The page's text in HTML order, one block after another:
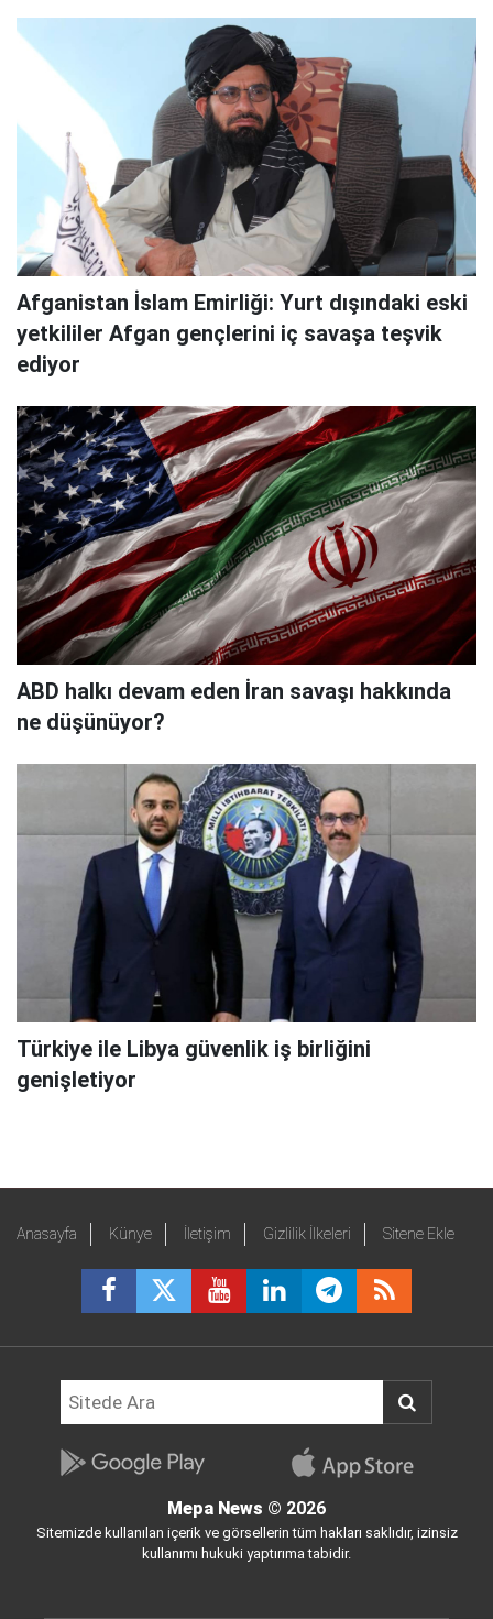
Afganistan İslam Emirliği: Yurt dışındaki eski
yetkililer Afgan gençlerini iç savaşa teşvik
ediyor
ABD halkı devam eden İran savaşı hakkında
ne düşünüyor?
Türkiye ile Libya güvenlik iş birliğini
genişletiyor
Anasayfa Künye İletişim Gizlilik İlkeleri Sitene Ekle
Mepa News © 2026
Sitemizde kullanılan içerik ve görsellerin tüm hakları saklıdır, izinsiz
kullanımı hukuki yaptırıma tabidir.